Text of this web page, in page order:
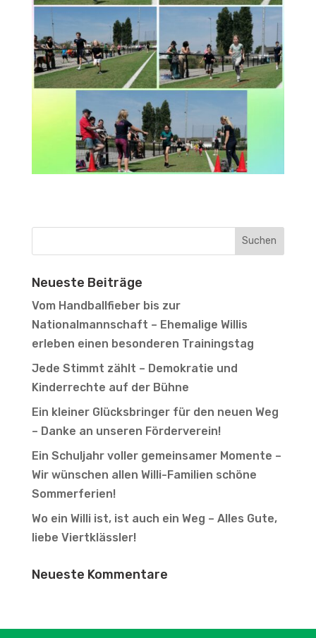
Neueste Beiträge
Vom Handballfieber bis zur
Nationalmannschaft – Ehemalige Willis
erleben einen besonderen Trainingstag
Jede Stimmt zählt – Demokratie und
Kinderrechte auf der Bühne
Ein kleiner Glücksbringer für den neuen Weg
– Danke an unseren Förderverein!
Ein Schuljahr voller gemeinsamer Momente –
Wir wünschen allen Willi-Familien schöne
Sommerferien!
Wo ein Willi ist, ist auch ein Weg – Alles Gute,
liebe Viertklässler!
Neueste Kommentare